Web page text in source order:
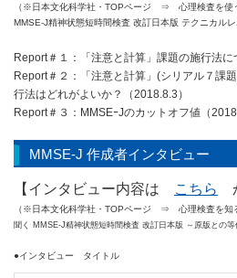
（※日本文化科学社・TOPページ ⇒ 心理検査を
MMSE-J精神状態短時間検査 改訂日本版 テクニカ
Report＃１：「注意と計算」課題の施行法に
Report＃２：「注意と計算」(シリアル７課
行法はどれがよいか？（2018.8.3）
Report＃３：MMSEｰJのカットオフ値（
MMSE-J 作成者インタビュー
【インタビュー内容は こちら
（※日本文化科学社・TOPページ ⇒ 心理検査
聞く MMSE-J精神状態短時間検査 改訂日本版 ～原版との等
●インタビュー タイトル